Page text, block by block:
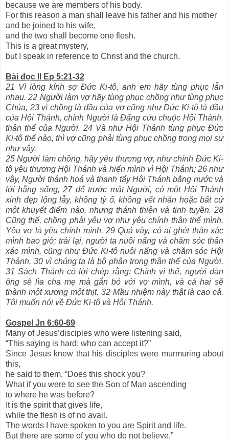
because we are members of his body.
For this reason a man shall leave his father and his mother
and be joined to his wife,
and the two shall become one flesh.
This is a great mystery,
but I speak in reference to Christ and the church.
Bài đọc II Ep 5:21-32
21 Vì lòng kính sợ Đức Ki-tô, anh em hãy tùng phục lẫn
nhau. 22 Người làm vợ hãy tùng phục chồng như tùng phục
Chúa, 23 vì chồng là đầu của vợ cũng như Đức Ki-tô là đầu
của Hội Thánh, chính Người là Đấng cứu chuộc Hội Thánh,
thân thể của Người. 24 Và như Hội Thánh tùng phục Đức
Ki-tô thế nào, thì vợ cũng phải tùng phục chồng trong mọi sự
như vậy.
25 Người làm chồng, hãy yêu thương vợ, như chính Đức Ki-
tô yêu thương Hội Thánh và hiến mình vì Hội Thánh; 26 như
vậy, Người thánh hoá và thanh tẩy Hội Thánh bằng nước và
lời hằng sống, 27 để trước mặt Người, có một Hội Thánh
xinh đẹp lộng lẫy, không tỳ ố, không vết nhăn hoặc bất cứ
một khuyết điểm nào, nhưng thánh thiện và tinh tuyền. 28
Cũng thế, chồng phải yêu vợ như yêu chính thân thể mình.
Yêu vợ là yêu chính mình. 29 Quả vậy, có ai ghét thân xác
mình bao giờ; trái lại, người ta nuôi nấng và chăm sóc thân
xác mình, cũng như Đức Ki-tô nuôi nấng và chăm sóc Hội
Thánh, 30 vì chúng ta là bộ phận trong thân thể của Người.
31 Sách Thánh có lời chép rằng: Chính vì thế, người đàn
ông sẽ lìa cha mẹ mà gắn bó với vợ mình, và cả hai sẽ
thành một xương một thịt. 32 Mầu nhiệm này thật là cao cả.
Tôi muốn nói về Đức Ki-tô và Hội Thánh.
Gospel Jn 6:60-69
Many of Jesus’disciples who were listening said,
“This saying is hard; who can accept it?”
Since Jesus knew that his disciples were murmuring about
this,
he said to them, “Does this shock you?
What if you were to see the Son of Man ascending
to where he was before?
It is the spirit that gives life,
while the flesh is of no avail.
The words I have spoken to you are Spirit and life.
But there are some of you who do not believe.”